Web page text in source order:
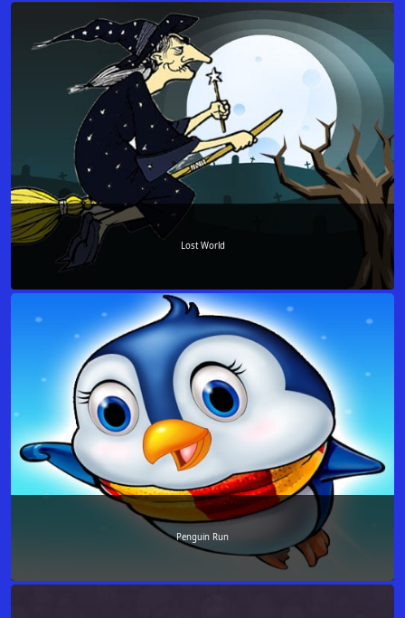
Lost World
Penguin Run